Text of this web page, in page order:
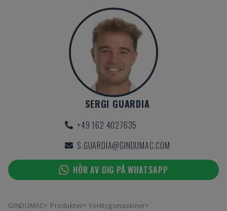
SERGI GUARDIA
+49 162 4027635
S.GUARDIA@GINDUMAC.COM
HÖR AV DIG PÅ WHATSAPP
GINDUMAC Produkter
Verktygsmaskiner